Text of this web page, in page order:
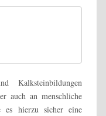
Kalksteinbildungen
auch an menschliche
es hierzu sicher eine